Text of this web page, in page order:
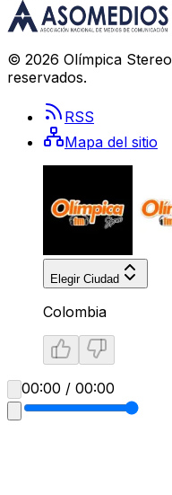
© 2026 Olímpica Stereo
reservados.
RSS
Mapa del sitio
Elegir Ciudad
Colombia
00:00 / 00:00